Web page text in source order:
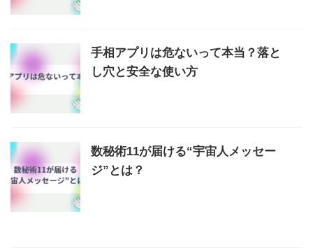
手相アプリは危ないって本当？落と
し穴と安全な使い方
数秘術11が届ける“宇宙人メッセー
ジ”とは？